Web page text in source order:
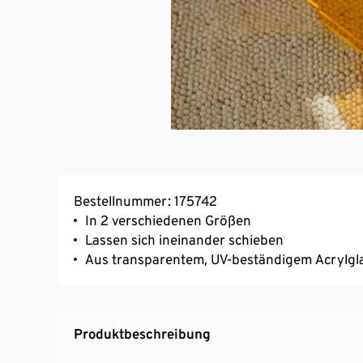
Bestellnummer: 175742
In 2 verschiedenen Größen
Lassen sich ineinander schieben
Aus transparentem, UV-beständigem
Produktbeschreibung